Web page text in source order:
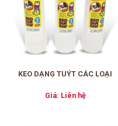
KEO DẠNG TUÝT CÁC LOẠI
Giá: Liên hệ